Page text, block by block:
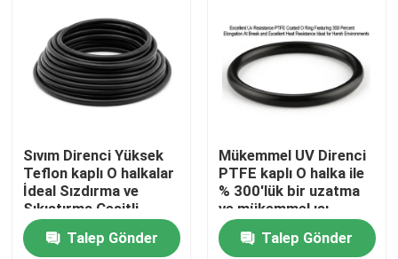
Sıvım Direnci Yüksek
Teflon kaplı O halkalar
İdeal Sızdırma ve
Sıkıştırma Çeşitli
Endüstriler Kalıcı
Kimyasal Direnci
Talep Gönder
Mükemmel UV Direnci
PTFE kaplı O halka ile
% 300'lük bir uzatma
ve mükemmel ısı
direnci zor ortamlar
için idealdirTalep Gönder